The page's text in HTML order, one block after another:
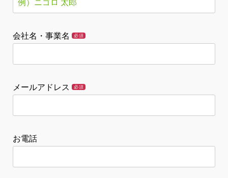
会社名・事業名 必須
メールアドレス 必須
お電話